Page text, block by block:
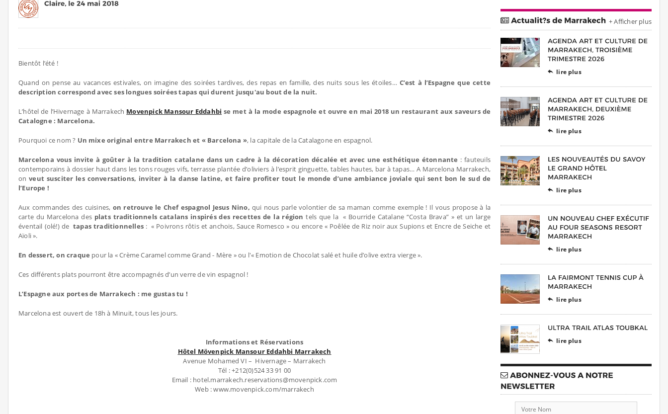
Bientôt l’été !
Quand on pense au vacances estivales, on imagine des soirées tardives, des repas en famille, des nuits sous les étoiles… C’est à l’Espagne que cette
description correspond avec ses longues soirées tapas qui durent jusqu'au bout de la nuit.
L’hôtel de l’Hivernage à Marrakech Movenpick Mansour Eddahbi se met à la mode espagnole et ouvre en mai 2018 un restaurant aux saveurs de
Catalogne : Marcelona.
Pourquoi ce nom ? Un mixe original entre Marrakech et « Barcelona », la capitale de la Catalagone en espagnol.
Marcelona vous invite à goûter à la tradition catalane dans un cadre à la décoration décalée et avec une esthétique étonnante : fauteuils
contemporains à dossier haut dans les tons rouges vifs, terrasse plantée d’oliviers à l’esprit ginguette, tables hautes, bar à tapas… A Marcelona Marrakech,
onveut susciter les conversations, inviter à la danse latine, et faire profiter tout le monde d’une ambiance joviale qui sent bon le sud de
l’Europe !
Aux commandes des cuisines, on retrouve le Chef espagnol Jesus Nino, qui nous parle volontier de sa maman comme exemple ! Il vous propose à la
carte du Marcelona des plats traditionnels catalans inspirés des recettes de la région tels que la « Bourride Catalane “Costa Brava” » et un large
éventail (olé!) detapas traditionnelles: « Poivrons rôtis et anchois, Sauce Romesco » ou encore « Poêlée de Riz noir aux Supions et Encre de Seiche et
Aïoli ».
En dessert, on craque pour la « Crème Caramel comme Grand - Mère » ou l'« Emotion de Chocolat salé et huile d’olive extra vierge ».
Ces différents plats pourront être accompagnés d’un verre de vin espagnol !
L’Espagne aux portes de Marrakech : me gustas tu !
Marcelona est ouvert de 18h à Minuit, tous les jours.
Informations et Réservations
Hôtel Mövenpick Mansour Eddahbi Marrakech
Avenue Mohamed VI – Hivernage – Marrakech
Tél : +212(0)524 33 91 00
Email : hotel.marrakech.reservations@movenpick.com
Web : www.movenpick.com/marrakech
+ Afficher plus
 lire plus
 lire plus
 lire plus
 lire plus
 lire plus
 lire plus